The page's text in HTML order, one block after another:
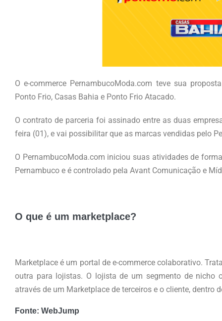
O e-commerce PernambucoModa.com teve sua
Ponto Frio, Casas Bahia e Ponto Frio Atacado.
O contrato de parceria foi assinado entre as duas
feira (01), e vai possibilitar que as marcas vendidas pelo
O PernambucoModa.com iniciou suas atividades de
Pernambuco e é controlado pela Avant Comunicação e
O que é um marketplace?
Marketplace é um portal de e-commerce colaborativo.
outra para lojistas. O lojista de um segmento de nicho
através de um Marketplace de terceiros e o cliente, dentro
Fonte: WebJump